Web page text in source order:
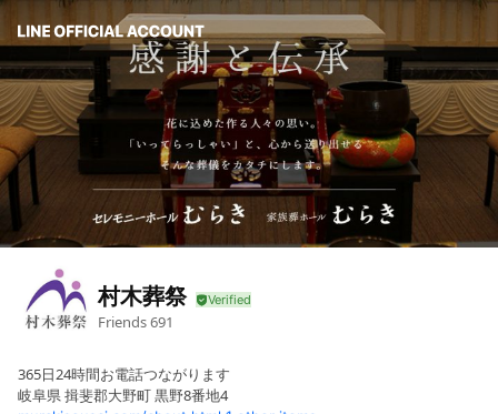
村木葬祭
Friends691
365日24時間お電話つながります
岐阜県 揖斐郡大野町 黒野8番地4